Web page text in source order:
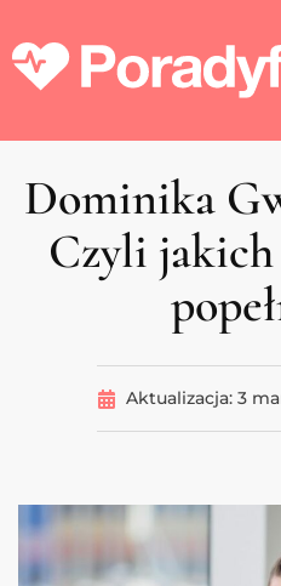
Dominika
Czyli jakich
Aktualizacja: 3